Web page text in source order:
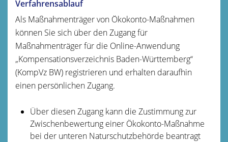
Verfahrensablauf
Als Maßnahmenträger von Ökokonto-Maßnahmen
können Sie sich über den Zugang für
Maßnahmenträger für die Online-Anwendung
„Kompensationsverzeichnis Baden-Württemberg“
(KompVz BW) registrieren und erhalten daraufhin
einen persönlichen Zugang.
Über diesen Zugang kann die Zustimmung zur
Zwischenbewertung einer Ökokonto-Maßnahme
bei der unteren Naturschutzbehörde beantragt